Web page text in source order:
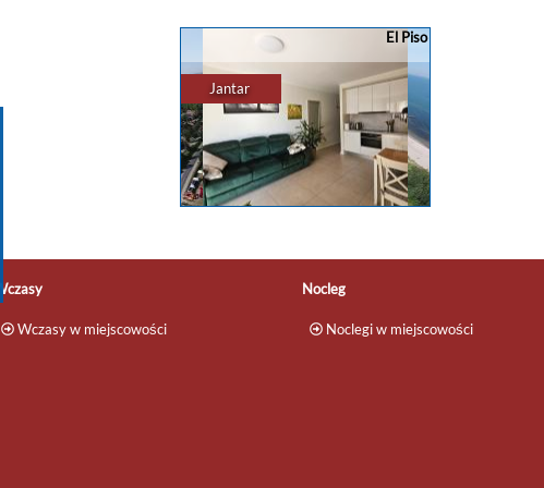
Nowoczesne 4 - osobowe apartamenty
w Gdańsku - wybierz i rezerwuj na
apartament z aneksem ...
domki,rezerwacja...
Juracie? ?Jurata to miejscowość w
województwie pomorskim? położona
apartamenty ,domki
Jantar
El Piso
potrzebne do wygodnego wypoczynku.
Wczasy
Wczasy w miejscowości
Nocleg
Noclegi w miejscowości